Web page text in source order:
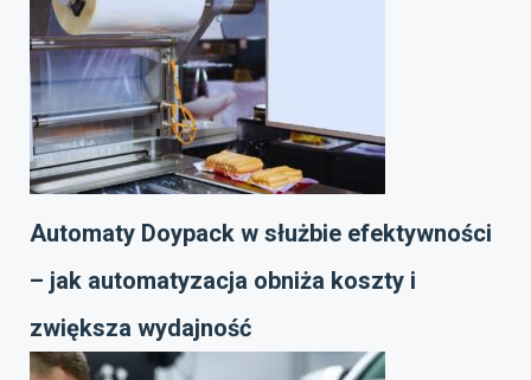
Automaty Doypack w służbie efektywności
– jak automatyzacja obniża koszty i
zwiększa wydajność